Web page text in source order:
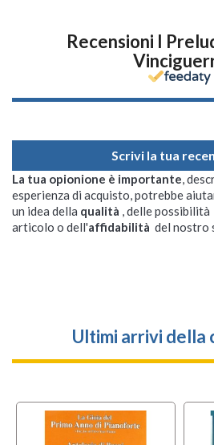
Recensioni I
Scrivi la tua
La tua opionione è importante,
esperienza di acquisto, potrebbe
un idea della qualità , delle
articolo o dell'affidabilità del nostro
Ultimi arrivi della